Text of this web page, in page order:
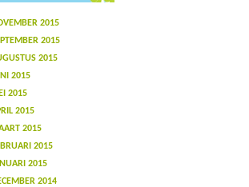
2015
2015
2015
2015
2015
2015
2015
2015
2015
2014